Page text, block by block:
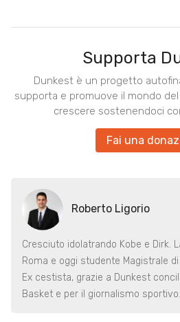
Supporta
Dunkest è un progetto
supporta e promuove il mondo
crescere sostenendoci
Fai una
Roberto Ligorio
Cresciuto idolatrando Kobe e Dirk.
Roma e oggi studente Magistrale
Ex cestista, grazie a Dunkest
Basket e per il giornalismo sportivo.